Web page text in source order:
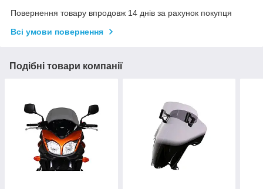
Повернення товару впродовж 14 днів за рахунок покупця
Всі умови повернення
Подібні товари компанії